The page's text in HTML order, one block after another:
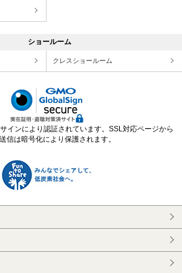
ショールーム
クレスショールーム
インにより認証されています。SSL対応ページから
信は暗号化により保護されます。